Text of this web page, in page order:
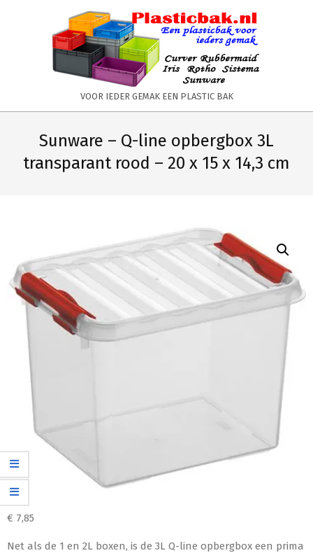
PLASTICBAK.NL
VOOR IEDER GEMAK EEN PLASTIC BAK
Navigation
Navigation
Menu
Sunware – Q-line opbergbox 3L
transparant rood – 20 x 15 x 14,3 cm
€ 7,85
Net als de 1 en 2L boxen, is de 3L Q-line opbergbox een prima